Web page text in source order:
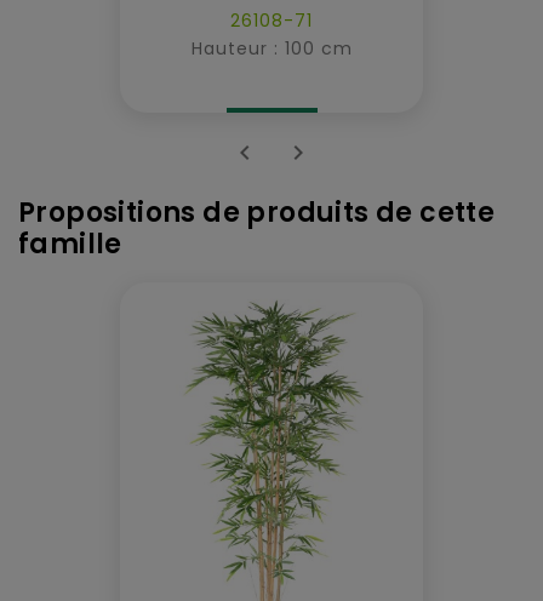
26108-71
Hauteur : 100 cm
 
Propositions de produits de cette
famille